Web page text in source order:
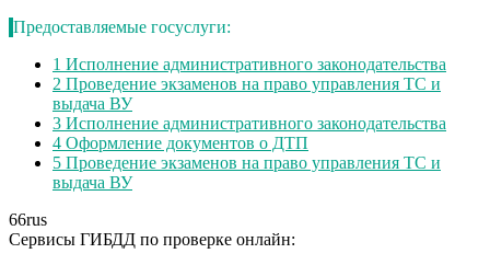
Предоставляемые госуслуги:
1 Исполнение административного законодательства
2 Проведение экзаменов на право управления ТС и
выдача ВУ
3 Исполнение административного законодательства
4 Оформление документов о ДТП
5 Проведение экзаменов на право управления ТС и
выдача ВУ
66rus
Сервисы ГИБДД по проверке онлайн: